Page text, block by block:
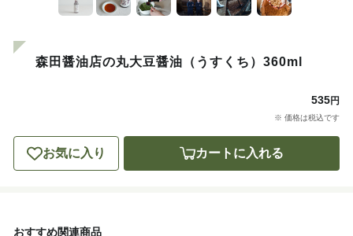
森田醤油店の丸大豆醤油（うすくち）360ml
535円
※ 価格は税込です
お気に入り カートに入れる
おすすめ関連商品